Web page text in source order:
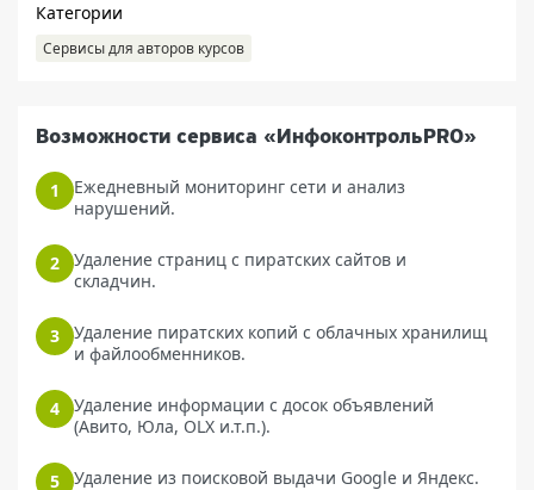
Категории
Сервисы для авторов курсов
Возможности сервиса «ИнфоконтрольPRO»
Ежедневный мониторинг сети и анализ
нарушений.
Удаление страниц с пиратских сайтов и
складчин.
Удаление пиратских копий с облачных хранилищ
и файлообменников.
Удаление информации с досок объявлений
(Авито, Юла, OLX и.т.п.).
Удаление из поисковой выдачи Google и Яндекс.